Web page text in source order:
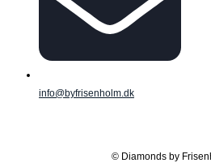
info@byfrisenholm.dk
© Diamonds by